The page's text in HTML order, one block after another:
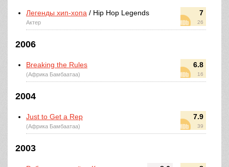
7
26
Легенды хип-хопа / Hip Hop Legends
Актер
2006
6.8
16
Breaking the Rules
(Африка Бамбаатаа)
2004
7.9
39
Just to Get a Rep
(Африка Бамбаатаа)
2003